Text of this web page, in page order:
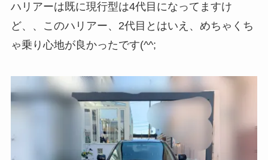
ハリアーは既に現行型は4代目になってますけ
ど、、このハリアー、2代目とはいえ、めちゃくち
ゃ乗り心地が良かったです(^^;